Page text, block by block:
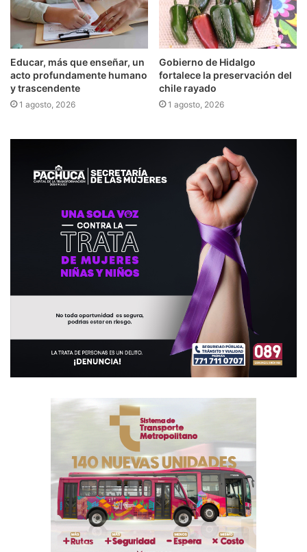
Educar, más que enseñar, un
acto profundamente humano
y trascendente
1 agosto, 2026
Gobierno de Hidalgo
fortalece la preservación del
chile rayado
1 agosto, 2026